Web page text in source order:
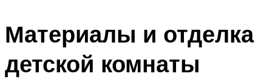
Материалы и отделка
детской комнаты